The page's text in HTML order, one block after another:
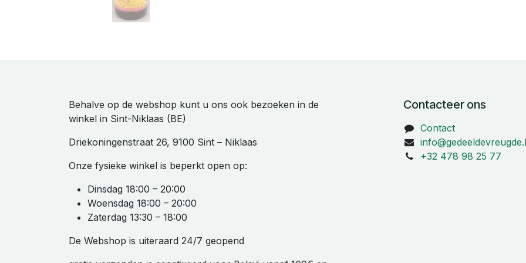
Behalve op de webshop kunt u ons ook bezoeken in de
winkel in Sint-Niklaas (BE)
Driekoningenstraat 26, 9100 Sint – Niklaas
Onze fysieke winkel is beperkt open op:
Dinsdag 18:00 – 20:00
Woensdag 18:00 – 20:00
Zaterdag 13:30 – 18:00
De Webshop is uiteraard 24/7 geopend
Contacteer ons
Contact
+32 478 98 25 77